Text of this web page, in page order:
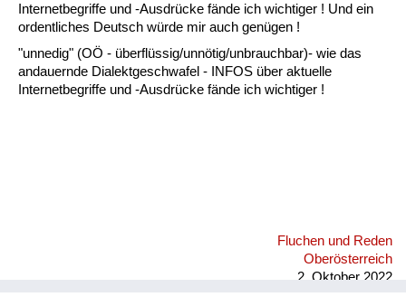
Internetbegriffe und -Ausdrücke fände ich wichtiger ! Und ein
ordentliches Deutsch würde mir auch genügen !
"unnedig" (OÖ - überflüssig/unnötig/unbrauchbar)- wie das
andauernde Dialektgeschwafel - INFOS über aktuelle
Internetbegriffe und -Ausdrücke fände ich wichtiger !
Fluchen und Reden
Oberösterreich
2. Oktober 2022